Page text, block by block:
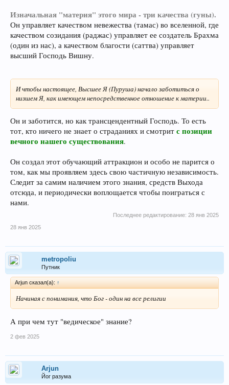
Изначальная "материя" этого мира - три качества (гуны).
Он управляет качеством невежества (тамас) во вселенной, где
качеством созидания (раджас) управляет ее создатель Брахма
(один из нас), а качеством благости (саттва) управляет
высший Господь Вишну.
И чтобы настоящее, Высшее Я (Пуруша) начало заботиться о
низшем Я, как имеющем непосредственное отношение к материи..
Он и заботится, но как трансцендентный Господь. То есть
тот, кто ничего не знает о страданиях и смотрит с позиции
вечного нашего существования.
Он создал этот обучающий аттракцион и особо не парится о
том, как мы проявляем здесь свою частичную независимость.
Следит за самим наличием этого знания, средств Выхода
отсюда, и периодически воплощается чтобы поиграться с
нами.
Последнее редактирование: 28 янв 2025
28 янв 2025
metropoliu
Путник
Arjun сказал(а): ↑
Начиная с понимания, что Бог - один на все религии
А при чем тут "ведическое" знание?
2 фев 2025
Arjun
Йог разума